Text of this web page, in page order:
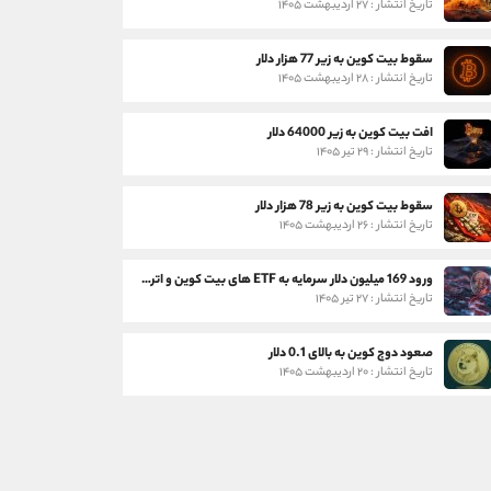
تاریخ انتشار : ۲۷ اردیبهشت ۱۴۰۵
سقوط بیت کوین به زیر 77 هزار دلار
تاریخ انتشار : ۲۸ اردیبهشت ۱۴۰۵
افت بیت کوین به زیر 64000 دلار
تاریخ انتشار : ۲۹ تیر ۱۴۰۵
سقوط بیت کوین به زیر 78 هزار دلار
تاریخ انتشار : ۲۶ اردیبهشت ۱۴۰۵
ورود 169 میلیون دلار سرمایه به ETF های بیت کوین و اتریوم
تاریخ انتشار : ۲۷ تیر ۱۴۰۵
صعود دوج کوین به بالای 0.1 دلار
تاریخ انتشار : ۲۰ اردیبهشت ۱۴۰۵